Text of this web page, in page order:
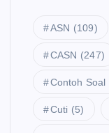
ASN (109)
CASN (247)
Contoh Soal
Cuti (5)